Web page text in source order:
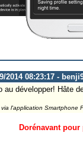
2014 08:23:17 -
au développer! Hâte
via l'application Smartphone
Dorénavant